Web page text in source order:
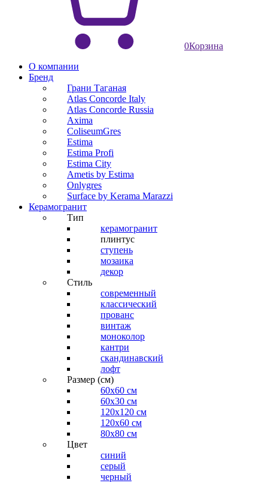
0Корзина
О компании
Бренд
Грани Таганая
Atlas Concorde Italy
Atlas Concorde Russia
Axima
ColiseumGres
Estima
Estima Profi
Estima City
Ametis by Estima
Onlygres
Surface by Kerama Marazzi
Керамогранит
Тип
керамогранит
плинтус
ступень
мозаика
декор
Стиль
современный
классический
прованс
винтаж
моноколор
кантри
скандинавский
лофт
Размер (см)
60х60 см
60x30 см
120x120 см
120x60 см
80x80 см
Цвет
синий
серый
черный